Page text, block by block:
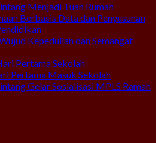
Menjadi Tuan Rumah
Berbasis Data dan Penyusunan
Kepedulian dan Semangat
Pertama Sekolah
Pertama Masuk Sekolah
Gelar Sosialisasi MPLS Ramah